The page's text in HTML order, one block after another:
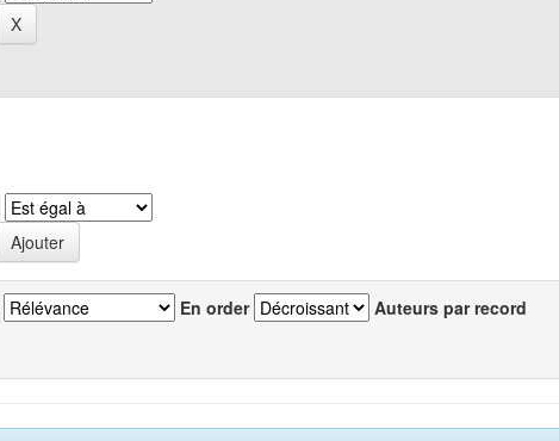
En order Auteurs par record